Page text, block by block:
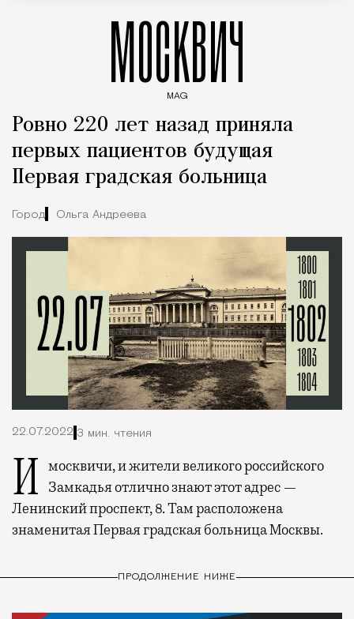
МОСКВИЧ
MAG
Ровно 220 лет назад приняла
первых пациентов будущая
Первая градская больница
Город Ольга Андреева
22.07.2022 3 мин. чтения
И москвичи, и жители великого российского
Замкадья отлично знают этот адрес —
Ленинский проспект, 8. Там расположена
знаменитая Первая градская больница Москвы.
ПРОДОЛЖЕНИЕ НИЖЕ